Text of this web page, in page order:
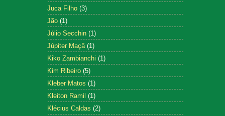
Juca Filho (3)
Jão (1)
Júlio Secchin (1)
Júpiter Maçã (1)
Kiko Zambianchi (1)
Kim Ribeiro (5)
Kleber Matos (1)
Kleiton Ramil (1)
Klécius Caldas (2)